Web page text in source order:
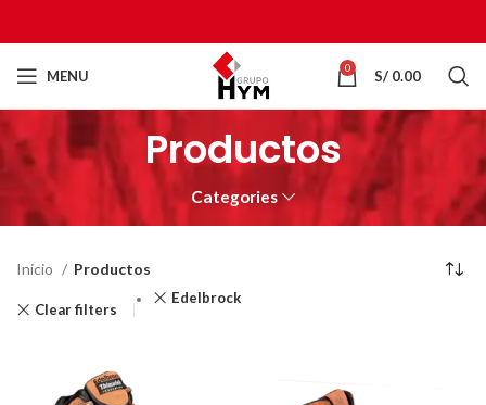
MENU 0 S/ 0.00
Productos
Categories
Inicio Productos
Clear filters
Edelbrock